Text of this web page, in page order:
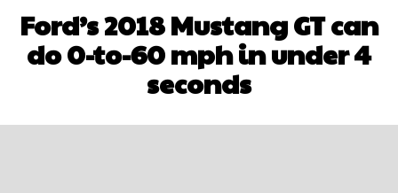
Ford’s 2018 Mustang GT can
do 0-to-60 mph in under 4
seconds